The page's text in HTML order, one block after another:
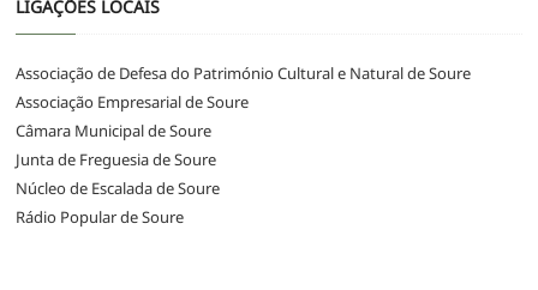
LIGAÇÕES LOCAIS
Associação de Defesa do Património Cultural e Natural de Soure
Associação Empresarial de Soure
Câmara Municipal de Soure
Junta de Freguesia de Soure
Núcleo de Escalada de Soure
Rádio Popular de Soure